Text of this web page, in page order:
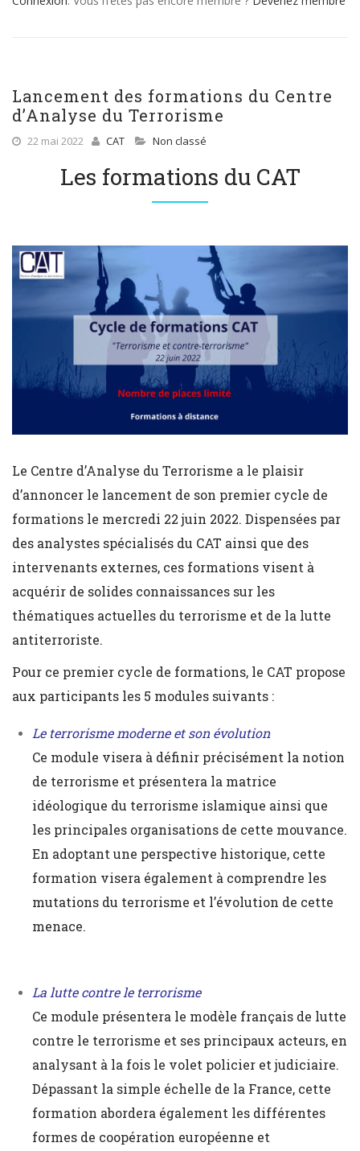
Lancement des formations du Centre
d’Analyse du Terrorisme
22 mai 2022 CAT Non classé
Les formations du CAT
Le Centre d’Analyse du Terrorisme a le plaisir
d’annoncer le lancement de son premier cycle de
formations le mercredi 22 juin 2022. Dispensées par
des analystes spécialisés du CAT ainsi que des
intervenants externes, ces formations visent à
acquérir de solides connaissances sur les
thématiques actuelles du terrorisme et de la lutte
antiterroriste.
Pour ce premier cycle de formations, le CAT propose
aux participants les 5 modules suivants :
Le terrorisme moderne et son évolution
Ce module visera à définir précisément la notion
de terrorisme et présentera la matrice
idéologique du terrorisme islamique ainsi que
les principales organisations de cette mouvance.
En adoptant une perspective historique, cette
formation visera également à comprendre les
mutations du terrorisme et l’évolution de cette
menace.
La lutte contre le terrorisme
Ce module présentera le modèle français de lutte
contre le terrorisme et ses principaux acteurs, en
analysant à la fois le volet policier et judiciaire.
Dépassant la simple échelle de la France, cette
formation abordera également les différentes
formes de coopération européenne et